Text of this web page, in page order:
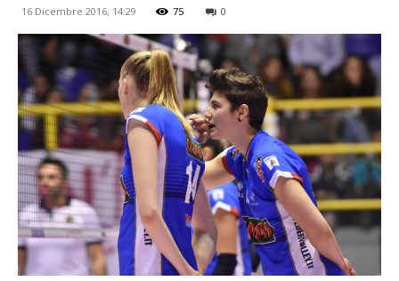
16 Dicembre 2016, 14:29 75 0